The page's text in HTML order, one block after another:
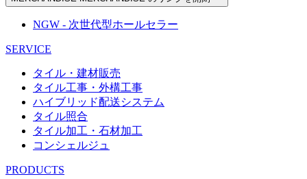
NGW - 次世代型ホールセラー
SERVICE
タイル・建材販売
タイル工事・外構工事
ハイブリッド配送システム
タイル照合
タイル加工・石材加工
コンシェルジュ
PRODUCTS